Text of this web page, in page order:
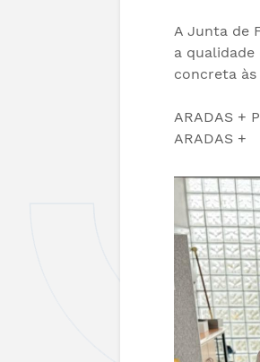
A Junta de
a
concreta às
ARADAS +
ARADAS +